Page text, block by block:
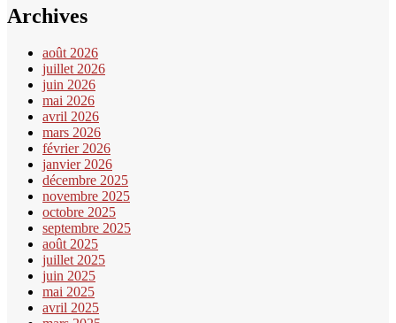
Archives
août 2026
juillet 2026
juin 2026
mai 2026
avril 2026
mars 2026
février 2026
janvier 2026
décembre 2025
novembre 2025
octobre 2025
septembre 2025
août 2025
juillet 2025
juin 2025
mai 2025
avril 2025